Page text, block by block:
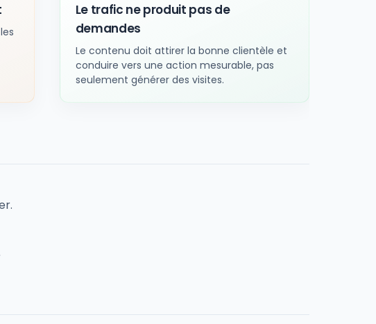
Le trafic ne produit pas de
demandes
Le contenu doit attirer la bonne clientèle et
conduire vers une action mesurable, pas
seulement générer des visites.